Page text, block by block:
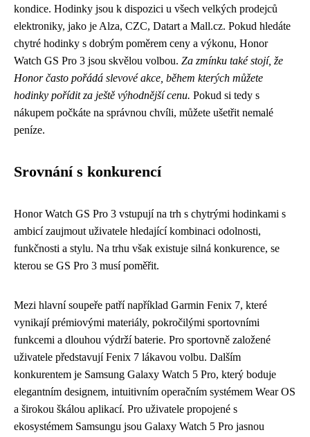
kondice. Hodinky jsou k dispozici u všech velkých prodejců
elektroniky, jako je Alza, CZC, Datart a Mall.cz. Pokud hledáte
chytré hodinky s dobrým poměrem ceny a výkonu, Honor
Watch GS Pro 3 jsou skvělou volbou. Za zmínku také stojí, že
Honor často pořádá slevové akce, během kterých můžete
hodinky pořídit za ještě výhodnější cenu. Pokud si tedy s
nákupem počkáte na správnou chvíli, můžete ušetřit nemalé
peníze.
Srovnání s konkurencí
Honor Watch GS Pro 3 vstupují na trh s chytrými hodinkami s
ambicí zaujmout uživatele hledající kombinaci odolnosti,
funkčnosti a stylu. Na trhu však existuje silná konkurence, se
kterou se GS Pro 3 musí poměřit.
Mezi hlavní soupeře patří například Garmin Fenix 7, které
vynikají prémiovými materiály, pokročilými sportovními
funkcemi a dlouhou výdrží baterie. Pro sportovně založené
uživatele představují Fenix 7 lákavou volbu. Dalším
konkurentem je Samsung Galaxy Watch 5 Pro, který boduje
elegantním designem, intuitivním operačním systémem Wear OS
a širokou škálou aplikací. Pro uživatele propojené s
ekosystémem Samsungu jsou Galaxy Watch 5 Pro jasnou